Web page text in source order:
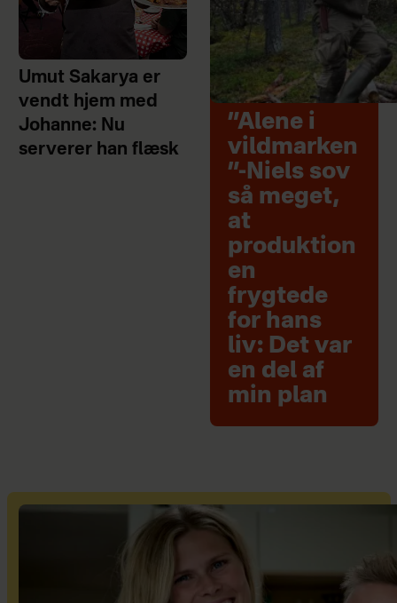
Umut Sakarya er
vendt hjem med
Johanne: Nu
serverer han flæsk
”Alene i
vildmarken
”-Niels sov
så meget,
at
produktion
en
frygtede
for hans
liv: Det var
en del af
min plan